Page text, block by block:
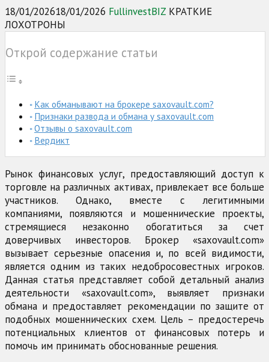
18/01/202618/01/2026 FullinvestBIZ КРАТКИЕ
ЛОХОТРОНЫ
Открой содержание статьи
Как обманывают на брокере saxovault.com?
Признаки развода и обмана у saxovault.com
Отзывы о saxovault.com
Вердикт
Рынок финансовых услуг, предоставляющий доступ к
торговле на различных активах, привлекает все больше
участников. Однако, вместе с легитимными
компаниями, появляются и мошеннические проекты,
стремящиеся незаконно обогатиться за счет
доверчивых инвесторов. Брокер «saxovault.com»
вызывает серьезные опасения и, по всей видимости,
является одним из таких недобросовестных игроков.
Данная статья представляет собой детальный анализ
деятельности «saxovault.com», выявляет признаки
обмана и предоставляет рекомендации по защите от
подобных мошеннических схем. Цель – предостеречь
потенциальных клиентов от финансовых потерь и
помочь им принимать обоснованные решения.